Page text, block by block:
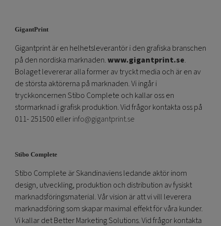
GigantPrint
Gigantprint är en helhetsleverantör i den grafiska branschen
på den nordiska marknaden.www.gigantprint.se.
Bolaget levererar alla former av tryckt media och är en av
de största aktörerna på marknaden. Vi ingår i
tryckkoncernen Stibo Complete och kallar oss en
stormarknad i grafisk produktion. Vid frågor kontakta oss på
011- 251500 ellerinfo@gigantprint.se
Stibo Complete
Stibo Complete är Skandinaviens ledande aktör inom
design, utveckling, produktion och distribution av fysiskt
marknadsföringsmaterial. Vår vision är att vi vill leverera
marknadsföring som skapar maximal effekt för våra kunder.
Vi kallar det Better Marketing Solutions. Vid frågor kontakta